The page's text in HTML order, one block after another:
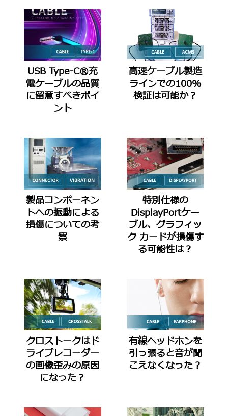
USB Type-C®充
電ケーブルの品質
に留意すべきポイ
ント
高速ケーブル製造
ラインでの100%
検証は可能か？
製品コンポーネン
トへの振動による
損傷についての考
察
特別仕様の
DisplayPortケー
ブル、グラフィッ
ク カードが損傷す
る可能性は？
クロストークはド
ライブレコーダー
の画像歪みの原因
になった？
有線ヘッドホンを
引っ張ると音が聞
こえなくなった？